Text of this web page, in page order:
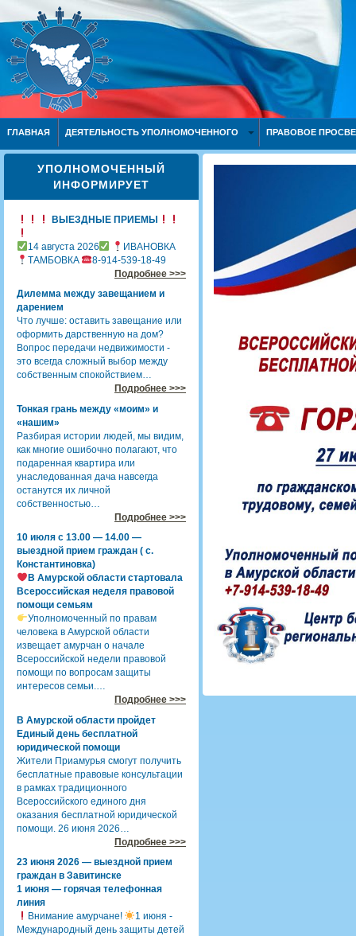
ГЛАВНАЯ ДЕЯТЕЛЬНОСТЬ УПОЛНОМОЧЕННОГО ПРАВОВОЕ
УПОЛНОМОЧЕННЫЙ
ИНФОРМИРУЕТ
ВЫЕЗДНЫЕ ПРИЕМЫ
14 августа 2026
ИВАНОВКА
ТАМБОВКА
8-914-539-18-49
Подробнее >>>
Дилемма между завещанием и
дарением
Что лучше: оставить завещание или
оформить дарственную на дом?
Вопрос передачи недвижимости -
это всегда сложный выбор между
собственным спокойствием…
Подробнее >>>
Тонкая грань между «моим» и
«нашим»
Разбирая истории людей, мы видим,
как многие ошибочно полагают, что
подаренная квартира или
унаследованная дача навсегда
останутся их личной
собственностью…
Подробнее >>>
10 июля с 13.00 — 14.00 —
выездной прием граждан ( с.
Константиновка)
В Амурской области стартовала
Всероссийская неделя правовой
помощи семьям
Уполномоченный по правам
человека в Амурской области
извещает амурчан о начале
Всероссийской недели правовой
помощи по вопросам защиты
интересов семьи.…
Подробнее >>>
В Амурской области пройдет
Единый день бесплатной
юридической помощи
Жители Приамурья смогут получить
бесплатные правовые консультации
в рамках традиционного
Всероссийского единого дня
оказания бесплатной юридической
помощи. 26 июня 2026…
Подробнее >>>
23 июня 2026 — выездной прием
граждан в Завитинске
1 июня — горячая телефонная
линия
Внимание амурчане!
1 июня -
Международный день защиты детей